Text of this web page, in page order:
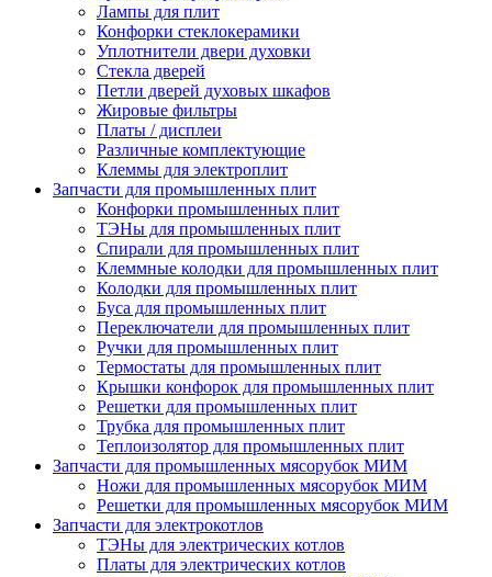
Лампы для плит
Конфорки стеклокерамики
Уплотнители двери духовки
Стекла дверей
Петли дверей духовых шкафов
Жировые фильтры
Платы / дисплеи
Различные комплектующие
Клеммы для электроплит
Запчасти для промышленных плит
Конфорки промышленных плит
ТЭНы для промышленных плит
Спирали для промышленных плит
Клеммные колодки для промышленных плит
Колодки для промышленных плит
Буса для промышленных плит
Переключатели для промышленных плит
Ручки для промышленных плит
Термостаты для промышленных плит
Крышки конфорок для промышленных плит
Решетки для промышленных плит
Трубка для промышленных плит
Теплоизолятор для промышленных плит
Запчасти для промышленных мясорубок МИМ
Ножи для промышленных мясорубок МИМ
Решетки для промышленных мясорубок МИМ
Запчасти для электрокотлов
ТЭНы для электрических котлов
Платы для электрических котлов